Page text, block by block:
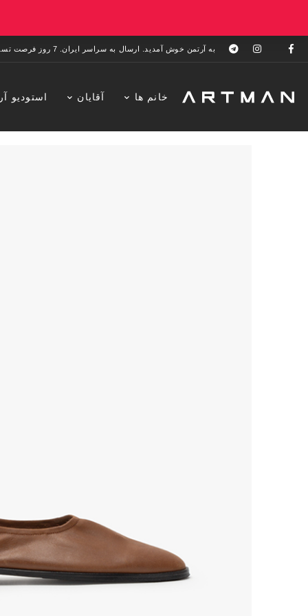
به آرتمن خوش آمدید. ارسال به سراسر ایران. 7 روز فرصت تست در منزل. 1 سال خدمات پس از فروش.
خانم ها آقایان استودیو